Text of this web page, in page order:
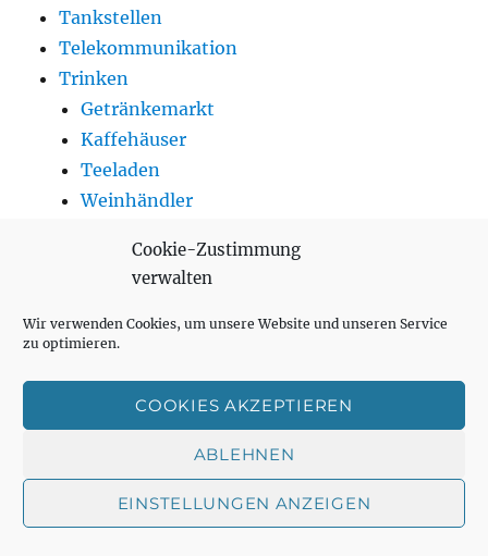
Cookie-Zustimmung
verwalten
Wir verwenden Cookies, um unsere Website und unseren Service
zu optimieren.
COOKIES AKZEPTIEREN
ABLEHNEN
EINSTELLUNGEN ANZEIGEN
Tankstellen
Telekommunikation
Trinken
Getränkemarkt
Kaffehäuser
Teeladen
Weinhändler
Auto & Motor
Autovermietung